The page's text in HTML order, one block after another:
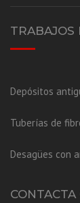
TRABAJOS
Depósitos
Tuberías de
Desagües con